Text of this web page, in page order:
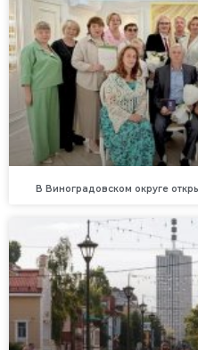
В Виноградовском округе